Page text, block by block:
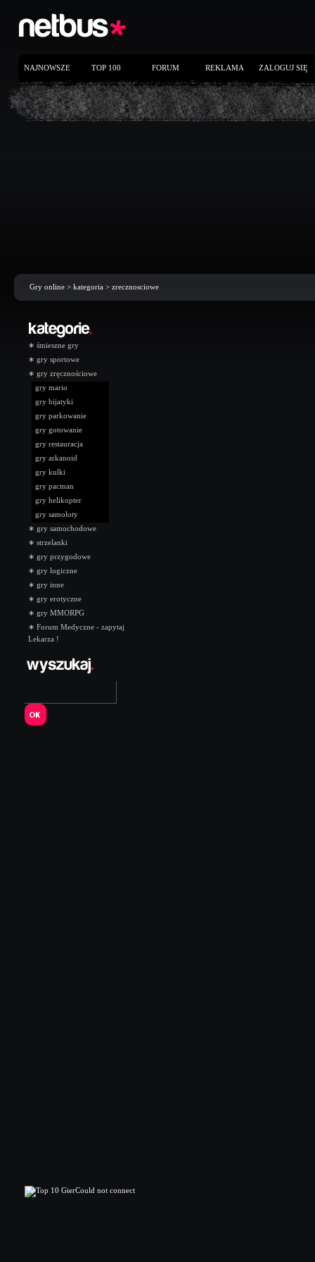
NAJNOWSZE TOP 100 FORUM REKLAMA ZALOGUJ SIĘ
Gry online > kategoria > zrecznosciowe
∗ śmieszne gry
∗ gry sportowe
∗ gry zręcznościowe
gry mario
gry bijatyki
gry parkowanie
gry gotowanie
gry restauracja
gry arkanoid
gry kulki
gry pacman
gry helikopter
gry samoloty
∗ gry samochodowe
∗ strzelanki
∗ gry przygodowe
∗ gry logiczne
∗ gry inne
∗ gry erotyczne
∗ gry MMORPG
∗ Forum Medyczne - zapytaj
Lekarza !
Could not connect